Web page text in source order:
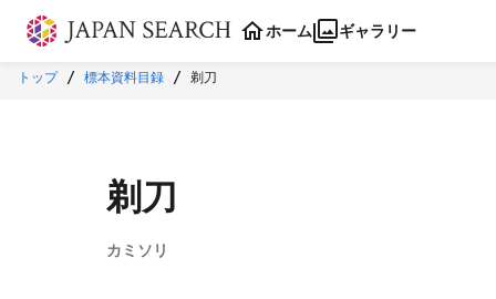
本文に飛ぶ
ホーム ギャラリー
トップ 標本資料目録 剃刀
剃刀
カミソリ